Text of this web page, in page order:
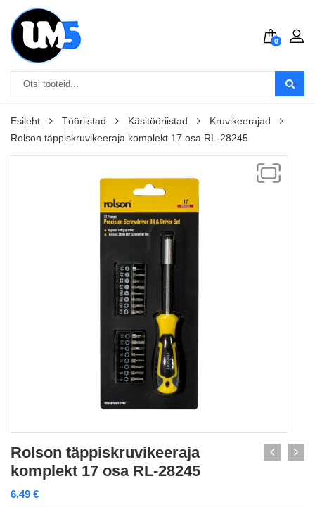
0
Esileht Tööriistad Käsitööriistad
Kruvikeerajad
Rolson täppiskruvikeeraja komplekt 17 osa RL-28245
Rolson täppiskruvikeeraja
komplekt 17 osa RL-28245
6,49 €